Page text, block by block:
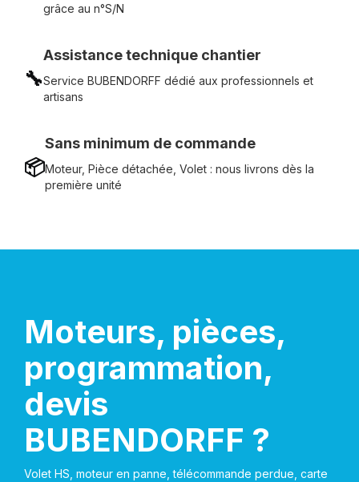
grâce au n°S/N
🔧
Assistance technique chantier
Service BUBENDORFF dédié aux professionnels et
artisans
📦
Sans minimum de commande
Moteur, Pièce détachée, Volet : nous livrons dès la
première unité
Moteurs, pièces,
programmation,
devis
BUBENDORFF ?
Volet HS, moteur en panne, télécommande perdue, carte